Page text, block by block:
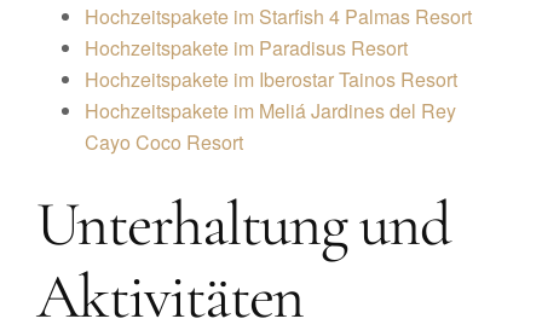
Hochzeitspakete im Starfish 4 Palmas Resort
Hochzeitspakete im Paradisus Resort
Hochzeitspakete im Iberostar Tainos Resort
Hochzeitspakete im Meliá Jardines del Rey
Cayo Coco Resort
Unterhaltung und
Aktivitäten